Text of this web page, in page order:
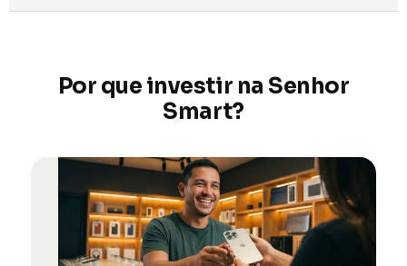
Por que investir na Senhor
Smart?